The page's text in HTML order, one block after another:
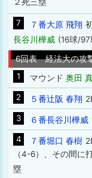
２死三塁
7 ７番大原 飛翔
長谷川樺威 (16球/97
6回表 経法大の攻
1
マウンド 奥田
2
５番辻阪 春翔
3
６番長谷川樺威
4
７番堀口 春樹
（4-6）、その間
塁